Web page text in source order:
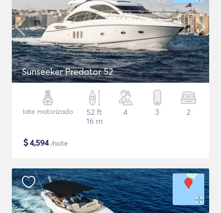
Sunseeker Predator 52
Iate motorizado
52 ft
16 m
4 3 2
$4,594/noite